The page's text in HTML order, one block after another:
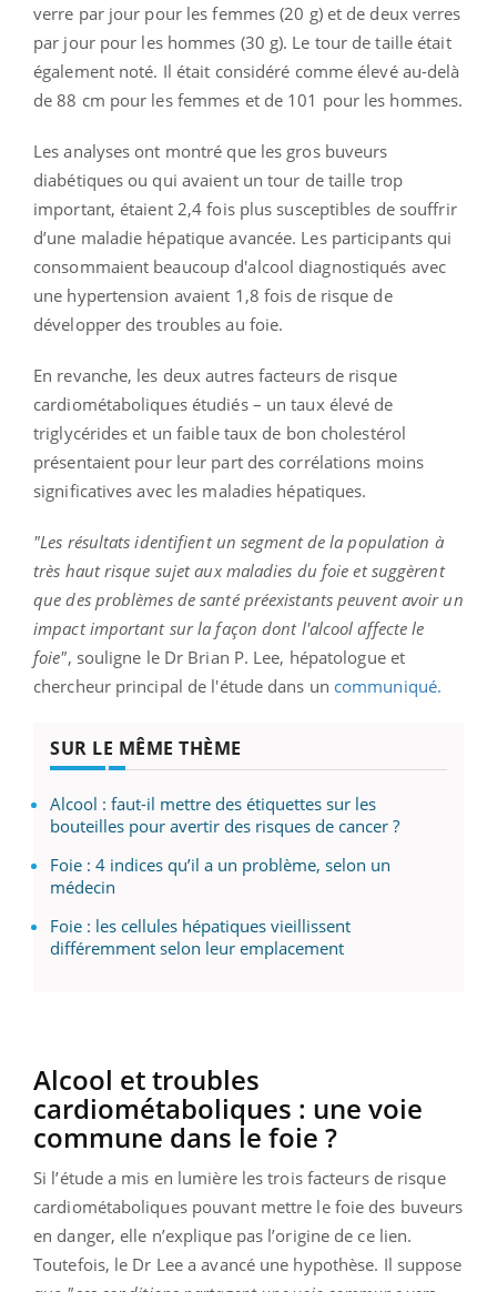
verre par jour pour les femmes (20 g) et de deux verres
par jour pour les hommes (30 g). Le tour de taille était
également noté. Il était considéré comme élevé au-delà
de 88 cm pour les femmes et de 101 pour les hommes.
Les analyses ont montré que les gros buveurs
diabétiques ou qui avaient un tour de taille trop
important, étaient 2,4 fois plus susceptibles de souffrir
d’une maladie hépatique avancée. Les participants qui
consommaient beaucoup d'alcool diagnostiqués avec
une hypertension avaient 1,8 fois de risque de
développer des troubles au foie.
En revanche, les deux autres facteurs de risque
cardiométaboliques étudiés – un taux élevé de
triglycérides et un faible taux de bon cholestérol
présentaient pour leur part des corrélations moins
significatives avec les maladies hépatiques.
"Les résultats identifient un segment de la population à
très haut risque sujet aux maladies du foie et suggèrent
que des problèmes de santé préexistants peuvent avoir un
impact important sur la façon dont l'alcool affecte le
foie", souligne le Dr Brian P. Lee, hépatologue et
chercheur principal de l'étude dans un communiqué.
SUR LE MÊME THÈME
Alcool : faut-il mettre des étiquettes sur les
bouteilles pour avertir des risques de cancer ?
Foie : 4 indices qu’il a un problème, selon un
médecin
Foie : les cellules hépatiques vieillissent
différemment selon leur emplacement
Alcool et troubles
cardiométaboliques : une voie
commune dans le foie ?
Si l’étude a mis en lumière les trois facteurs de risque
cardiométaboliques pouvant mettre le foie des buveurs
en danger, elle n’explique pas l’origine de ce lien.
Toutefois, le Dr Lee a avancé une hypothèse. Il suppose